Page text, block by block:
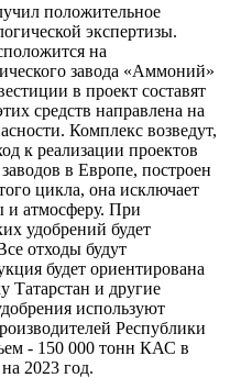
положительное
экспертизы.
на
завода «Аммоний»
в проект составят
средств направлена на
Комплекс возведут,
к реализации проектов
в Европе, построен
цикла, она исключает
и атмосферу. При
удобрений будет
отходы будут
будет ориентирована
Татарстан и другие
используют
Республики
- 150 000 тонн КАС в
2023 год.